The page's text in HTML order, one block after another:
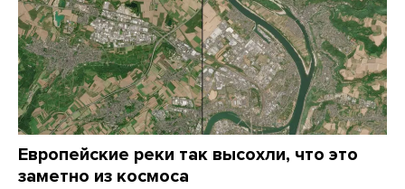
Европейские реки так высохли, что это
заметно из космоса